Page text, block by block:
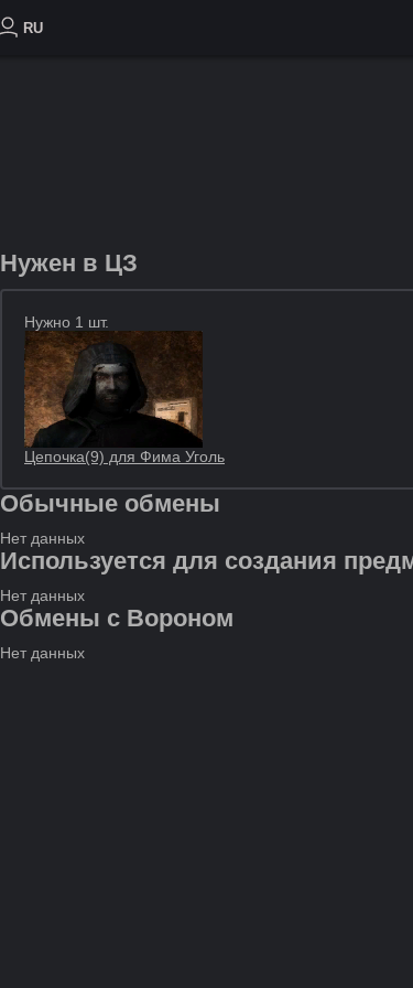
RU
Нужен в ЦЗ
Нужно 1 шт.
Цепочка(9) для Фима Уголь
Обычные обмены
Нет данных
Используется для создания
Нет данных
Обмены с Вороном
Нет данных